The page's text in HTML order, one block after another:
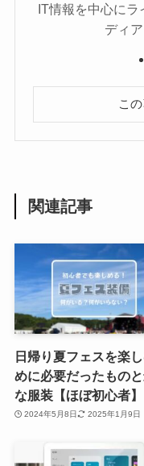
IT情報を中心にラ
ディ
こ
関連記事
日帰り夏フェスを楽
めに必要だったもの
な服装【ほぼ初心者】
2024年5月8日 2025年1月9日